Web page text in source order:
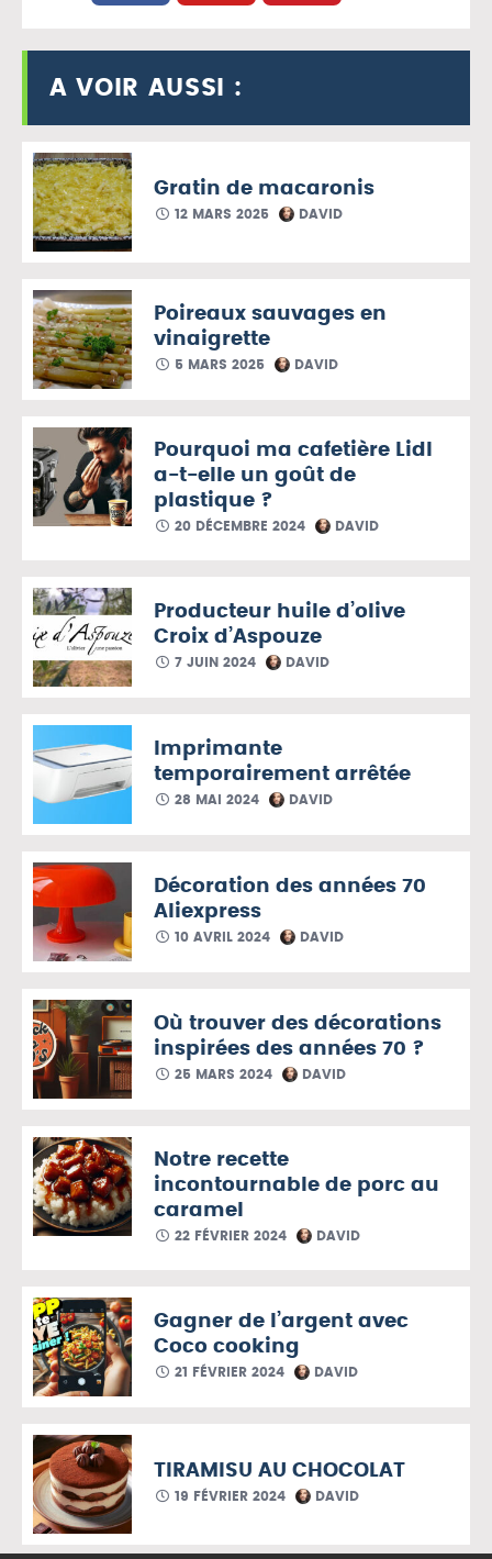
A VOIR AUSSI :
Gratin de macaronis
12 MARS 2025 DAVID
Poireaux sauvages en
vinaigrette
5 MARS 2025 DAVID
Pourquoi ma cafetière Lidl
a-t-elle un goût de
plastique ?
20 DÉCEMBRE 2024 DAVID
Producteur huile d’olive
Croix d’Aspouze
7 JUIN 2024 DAVID
Imprimante
temporairement arrêtée
28 MAI 2024 DAVID
Décoration des années 70
Aliexpress
10 AVRIL 2024 DAVID
Où trouver des décorations
inspirées des années 70 ?
25 MARS 2024 DAVID
Notre recette
incontournable de porc au
caramel
22 FÉVRIER 2024 DAVID
Gagner de l’argent avec
Coco cooking
21 FÉVRIER 2024 DAVID
TIRAMISU AU CHOCOLAT
19 FÉVRIER 2024 DAVID